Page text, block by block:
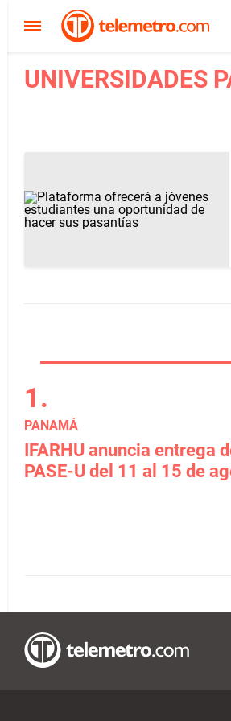
UNIVERSIDADES
PANAMÁ
IFARHU anuncia entrega
PASE-U del 11 al 15 de